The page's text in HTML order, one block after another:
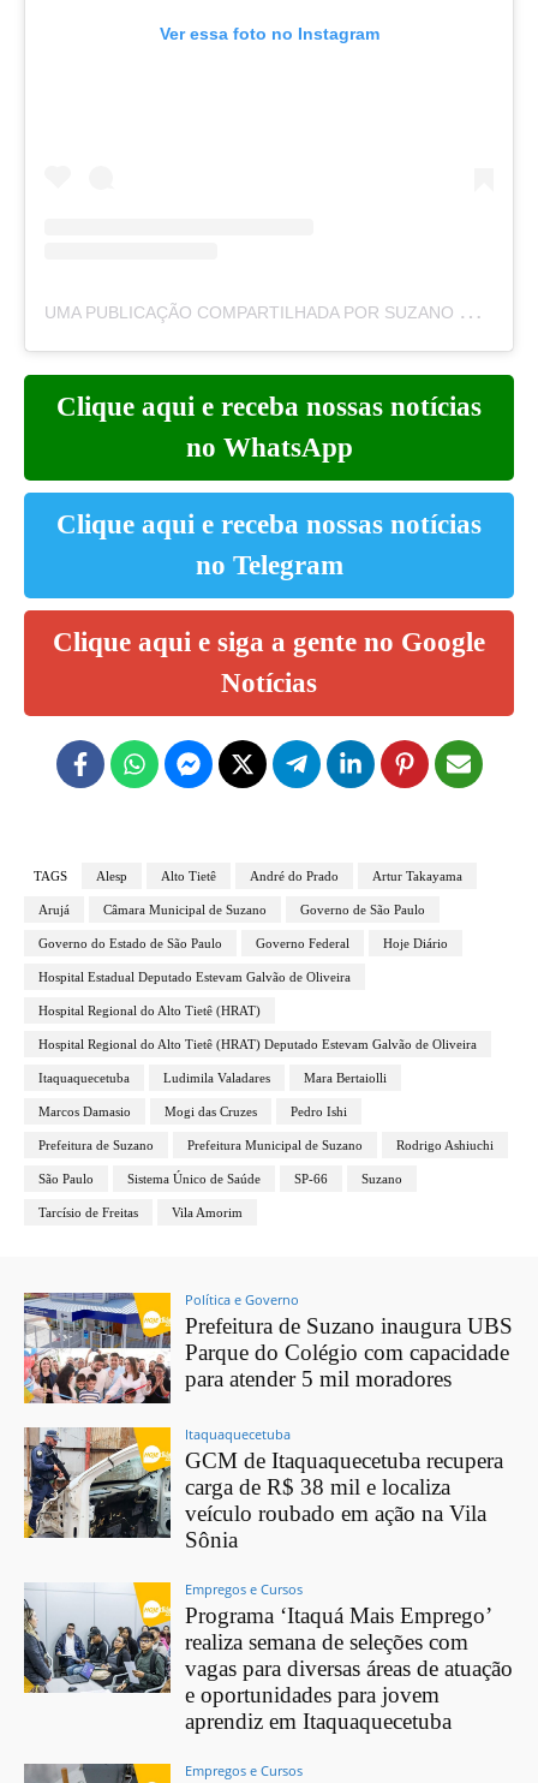
Ver essa foto no Instagram
U
MA PUBLICAÇÃO COMPARTILHADA POR SUZANO HOJE – HOJEDIARIO.COM (@SUZANOHOJE)
Clique aqui e receba nossas notícias
no WhatsApp
Clique aqui e receba nossas notícias
no Telegram
Clique aqui e siga a gente no Google
Notícias
TAGS Alesp Alto Tietê André do Prado Artur Takayama
Arujá Câmara Municipal de Suzano Governo de São Paulo
Governo do Estado de São Paulo Governo Federal Hoje Diário
Hospital Estadual Deputado Estevam Galvão de Oliveira
Hospital Regional do Alto Tietê (HRAT)
Hospital Regional do Alto Tietê (HRAT) Deputado Estevam Galvão de Oliveira
Itaquaquecetuba Ludimila Valadares Mara Bertaiolli
Marcos Damasio Mogi das Cruzes Pedro Ishi
Prefeitura de Suzano Prefeitura Municipal de Suzano Rodrigo Ashiuchi
São Paulo Sistema Único de Saúde SP-66 Suzano
Tarcísio de Freitas Vila Amorim
Política e Governo
Prefeitura de Suzano inaugura UBS
Parque do Colégio com capacidade
para atender 5 mil moradores
Itaquaquecetuba
GCM de Itaquaquecetuba recupera
carga de R$ 38 mil e localiza
veículo roubado em ação na Vila
Sônia
Empregos e Cursos
Programa ‘Itaquá Mais Emprego’
realiza semana de seleções com
vagas para diversas áreas de atuação
e oportunidades para jovem
aprendiz em Itaquaquecetuba
Empregos e Cursos